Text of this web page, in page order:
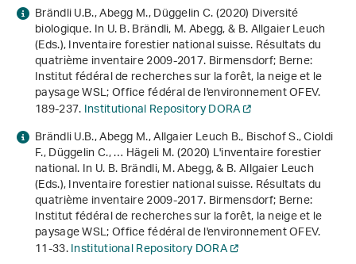
Brändli U.B., Abegg M., Düggelin C. (2020) Diversité
biologique. In U. B. Brändli, M. Abegg, & B. Allgaier Leuch
(Eds.),Inventaire forestier national suisse. Résultats du
quatrième inventaire 2009-2017. Birmensdorf; Berne:
Institut fédéral de recherches sur la forêt, la neige et le
paysage WSL; Office fédéral de l'environnement OFEV.
189-237.Institutional Repository DORA
Brändli U.B., Abegg M., Allgaier Leuch B., Bischof S., Cioldi
F., Düggelin C., … Hägeli M. (2020) L'inventaire forestier
national. In U. B. Brändli, M. Abegg, & B. Allgaier Leuch
(Eds.),Inventaire forestier national suisse. Résultats du
quatrième inventaire 2009-2017. Birmensdorf; Berne:
Institut fédéral de recherches sur la forêt, la neige et le
paysage WSL; Office fédéral de l'environnement OFEV.
11-33.Institutional Repository DORA